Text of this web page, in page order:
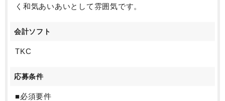
く和気あいあいとして雰囲気です。
会計ソフト
TKC
応募条件
■必須要件